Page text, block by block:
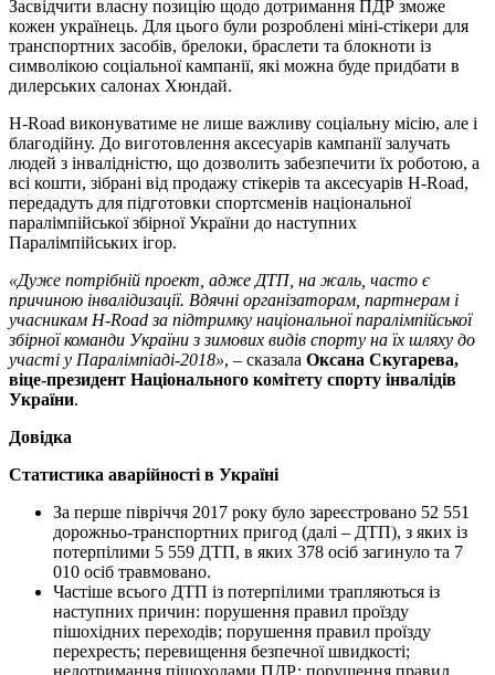
Засвідчити власну позицію щодо дотримання ПДР зможе
кожен українець. Для цього були розроблені міні-стікери для
транспортних засобів, брелоки, браслети та блокноти із
символікою соціальної кампанії, які можна буде придбати в
дилерських салонах Хюндай.
H-Road виконуватиме не лише важливу соціальну місію, але і
благодійну. До виготовлення аксесуарів кампанії залучать
людей з інвалідністю, що дозволить забезпечити їх роботою, а
всі кошти, зібрані від продажу стікерів та аксесуарів H-Road,
передадуть для підготовки спортсменів національної
паралімпійської збірної України до наступних
Паралімпійських ігор.
«Дуже потрібній проект, адже ДТП, на жаль, часто є
причиною інвалідизації. Вдячні організаторам, партнерам і
учасникам H-Road за підтримку національної паралімпійської
збірної команди України з зимових видів спорту на їх шляху до
участі у Паралімпіаді-2018», – сказала Оксана Скугарева,
віце-президент Національного комітету спорту інвалідів
України.
Довідка
Статистика аварійності в Україні
За перше півріччя 2017 року було зареєстровано 52 551
дорожньо-транспортних пригод (далі – ДТП), з яких із
потерпілими 5 559 ДТП, в яких 378 осіб загинуло та 7
010 осіб травмовано.
Частіше всього ДТП із потерпілими трапляються із
наступних причин: порушення правил проїзду
пішохідних переходів; порушення правил проїзду
перехресть; перевищення безпечної швидкості;
недотримання пішоходами ПДР; порушення правил